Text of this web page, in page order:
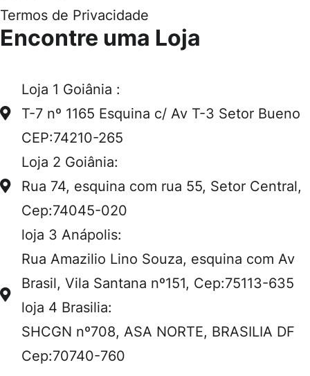
Termos de Privacidade
Encontre uma Loja
Loja 1 Goiânia :
T-7 nº 1165 Esquina c/ Av T-3 Setor Bueno
CEP:74210-265
Loja 2 Goiânia:
Rua 74, esquina com rua 55, Setor Central,
Cep:74045-020
loja 3 Anápolis:
Rua Amazilio Lino Souza, esquina com Av
Brasil, Vila Santana nº151, Cep:75113-635
loja 4 Brasilia:
SHCGN nº708, ASA NORTE, BRASILIA DF
Cep:70740-760